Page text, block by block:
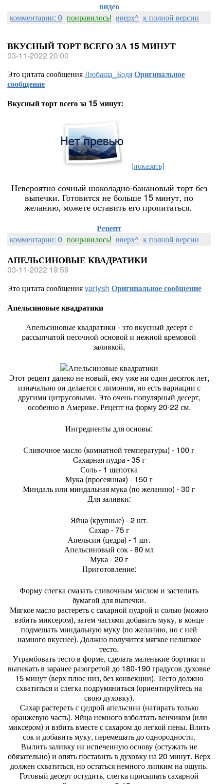
видео
комментарии: 0 понравилось! вверх^ к полной версии
ВКУСНЫЙ ТОРТ ВСЕГО ЗА 15 МИНУТ
03-11-2022 20:00
Это цитата сообщенияЛюбаша_БодяОригинальное
сообщение
Вкусный торт всего за 15 минут:
[показать]
Невероятно сочный шоколадно-банановый торт без
выпечки. Готовится не больше 15 минут, по
желанию, можете оставить его пропитаться.
Рецепт
комментарии: 0 понравилось! вверх^ к полной версии
АПЕЛЬСИНОВЫЕ КВАДРАТИКИ
03-11-2022 19:59
Это цитата сообщенияvartysh Оригинальное сообщение
Апельсиновые квадратики
Апельсиновые квадратики - это вкусный десерт с
рассыпчатой песочной основой и нежной кремовой
заливкой.
Этот рецепт далеко не новый, ему уже ни один десяток лет,
изначально он делается с лимоном, но есть вариации с
другими цитрусовыми. Это очень популярный десерт,
особенно в Америке. Рецепт на форму 20-22 см.
Ингредиенты для основы:
Сливочное масло (комнатной температуры) - 100 г
Сахарная пудра - 35 г
Соль - 1 щепотка
Мука (просеянная) - 150 г
Миндаль или миндальная мука (по желанию) - 30 г
Для заливки:
Яйца (крупные) - 2 шт.
Сахар - 75 г
Апельсин (цедра) - 1 шт.
Апельсиновый сок - 80 мл
Мука - 20 г
Приготовление:
Форму слегка смазать сливочным маслом и застелить
бумагой для выпечки.
Мягкое масло растереть с сахарной пудрой и солью (можно
взбить миксером), затем частями добавить муку, в конце
подмешать миндальную муку (по желанию, но с ней
намного вкуснее). Должно получится мягкое нелипкое
тесто.
Утрамбовать тесто в форме, сделать маленькие бортики и
выпекать в заранее разогретой до 180-190 градусов духовке
15 минут (верх плюс низ, без конвекции). Тесто должно
схватиться и слегка подрумяниться (ориентируйтесь на
свою духовку).
Сахар растереть с цедрой апельсина (натирать только
оранжевую часть). Яйца немного взболтать венчиком (или
миксером) и взбить вместе с сахаром до легкой пены. Влить
сок и добавить муку, перемешать до однородности.
Вылить заливку на испеченную основу (остужать не
обязательно) и опять поставить в духовку на 20 минут. Верх
должен схватиться, но остаться немного липким на ощупь.
Готовый десерт остудить, слегка присыпать сахарной